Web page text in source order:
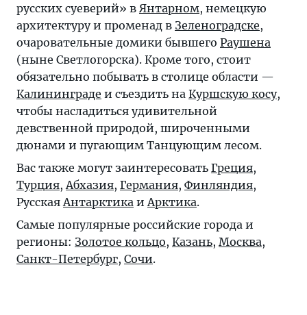
русских суеверий» в Янтарном, немецкую
архитектуру и променад в Зеленоградске,
очаровательные домики бывшего Раушена
(ныне Светлогорска). Кроме того, стоит
обязательно побывать в столице области —
Калининграде и съездить на Куршскую косу,
чтобы насладиться удивительной
девственной природой, широченными
дюнами и пугающим Танцующим лесом.
Вас также могут заинтересовать Греция,
Турция, Абхазия, Германия, Финляндия,
Русская Антарктика и Арктика.
Самые популярные российские города и
регионы: Золотое кольцо, Казань, Москва,
Санкт-Петербург, Сочи.